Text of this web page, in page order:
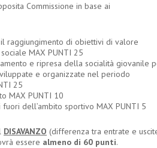
Commissione in base ai
raggiungimento di obiettivi di valore
MAX PUNTI 25
e ripresa della socialità giovanile
e organizzate nel periodo
25
MAX PUNTI 10
dell’ambito sportivo MAX PUNTI 5
DISAVANZO (differenza tra entrate e
essere almeno di 60 punti.